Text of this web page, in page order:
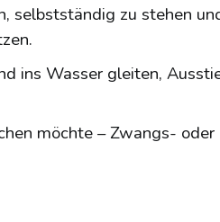
selbstständig zu stehen
ins Wasser gleiten,
möchte – Zwangs- oder